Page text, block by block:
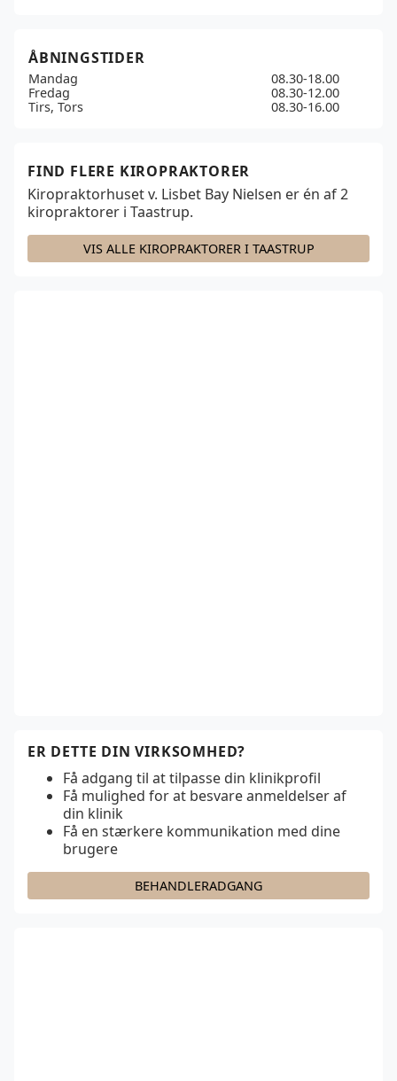
ÅBNINGSTIDER
Mandag
08.30-18.00
Fredag
08.30-12.00
Tirs, Tors
08.30-16.00
FIND FLERE KIROPRAKTORER
Kiropraktorhuset v. Lisbet Bay Nielsen er én af2
kiropraktorer i Taastrup.
VIS ALLE KIROPRAKTORER I TAASTRUP
ER DETTE DIN VIRKSOMHED?
Få adgang til at tilpasse din klinikprofil
Få mulighed for at besvare anmeldelser af
din klinik
Få en stærkere kommunikation med dine
brugere
BEHANDLERADGANG